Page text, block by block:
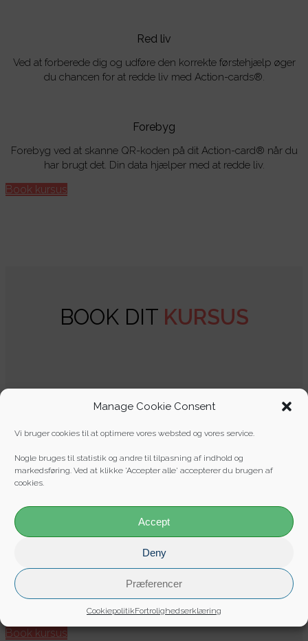
Manage Cookie Consent
Vi bruger cookies til at optimere vores websted og vores service.
Nogle bruges til statistik og andre til tilpasning af indhold og
markedsføring. Ved at klikke 'Accepter alle' accepterer du brugen af
cookies.
Accept
Deny
Præferencer
CookiepolitikFortrolighedserklæring
Red liv
Ved at forberede dig og udføre den korrekte førstehjælp øger
du chancen for at redde liv med Action-cards®.
Forebyg
Forebyg ved at skanne QR-koden på dit Action-card® når du
har brugt det. Din data hjælper med at redde liv.
Book kursus
BOOK DIT KURSUS
LEGOLAND
Vi afholder ORC-familiekursus* i Legoland den 3. okotober
2021kl 9:00 til 11:00. I får:
2 timers ORC-familiekursus med erfaren ORC-
Børnene i familien får hver et
som
Fri adgang tilLegolandsamme dag (alle kørende
aktiviteter undtagen Trafikskolen).
Meget mere af den gode DGI Ocean Rescue Camp
Book kursus